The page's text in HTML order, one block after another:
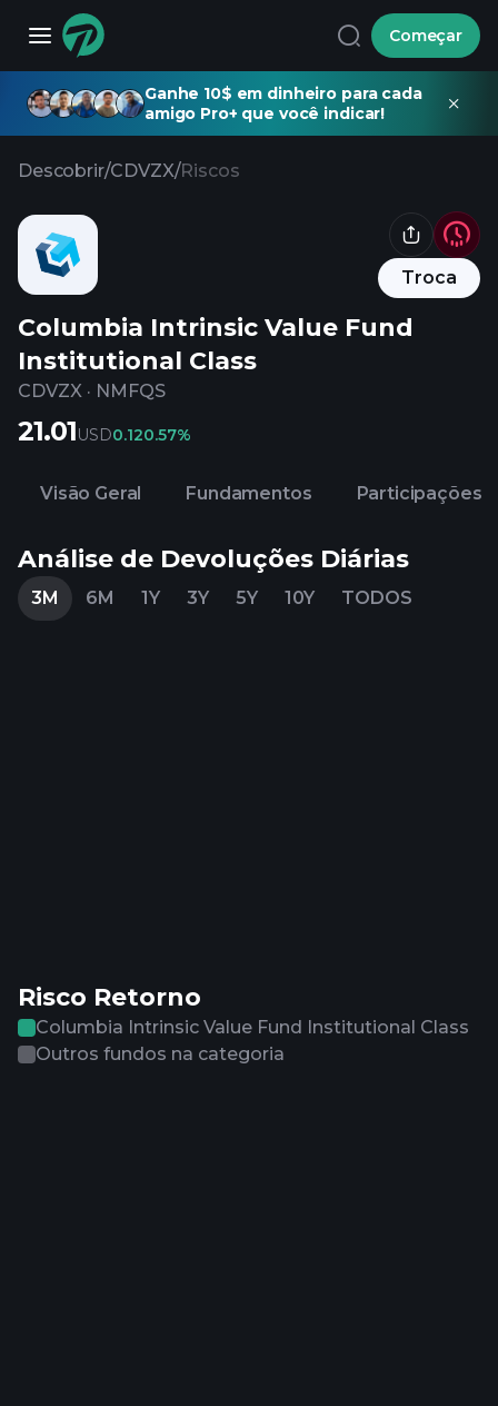
Começar
Ganhe 10$ em dinheiro para cada
amigo Pro+ que você indicar!
Descobrir/CDVZX/Riscos
Troca
Columbia Intrinsic Value Fund
Institutional Class
CDVZX · NMFQS
21.01USD0.120.57%
Visão Geral Fundamentos Participações
Análise de Devoluções Diárias
3M 6M 1Y 3Y 5Y 10Y TODOS
Risco Retorno
Columbia Intrinsic Value Fund Institutional Class
Outros fundos na categoria